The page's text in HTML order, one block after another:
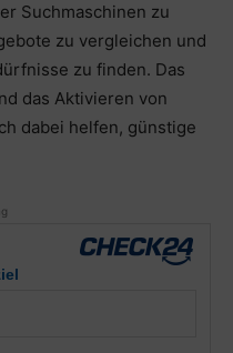
Suchmaschinen zu
zu vergleichen und
zu finden. Das
das Aktivieren von
dabei helfen, günstige